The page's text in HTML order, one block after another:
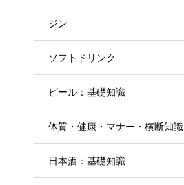
ジン
ソフトドリンク
ビール：基礎知識
体質・健康・マナー・横断知識
日本酒：基礎知識